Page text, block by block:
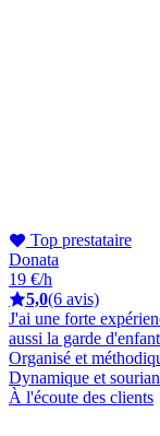
Top prestataire
Donata
19 €/h
5,0(6 avis)
J'ai une forte
aussi la garde
Organisé et
Dynamique et
À l'écoute des clients